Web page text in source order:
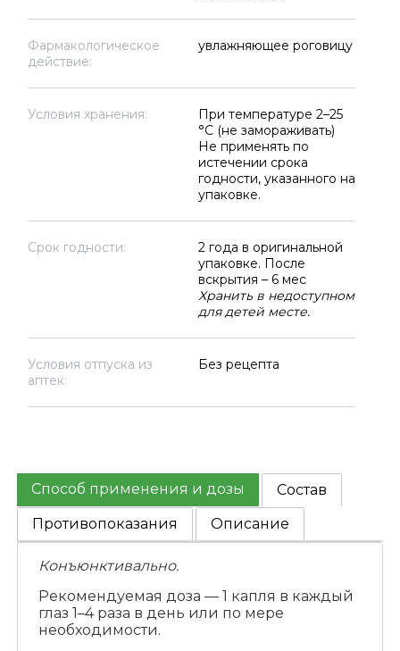
Фармакологическое
действие:
увлажняющее роговицу
Условия хранения:
При температуре 2–25
°C (не замораживать)
Не применять по
истечении срока
годности, указанного на
упаковке.
Срок годности:
2 года в оригинальной
упаковке. После
вскрытия – 6 мес
Хранить в недоступном
для детей месте.
Условия отпуска из
аптек:
Без рецепта
Способ применения и дозы
Состав
Противопоказания
Описание
Конъюнктивально.
Рекомендуемая доза — 1 капля в каждый
глаз 1–4 раза в день или по мере
необходимости.